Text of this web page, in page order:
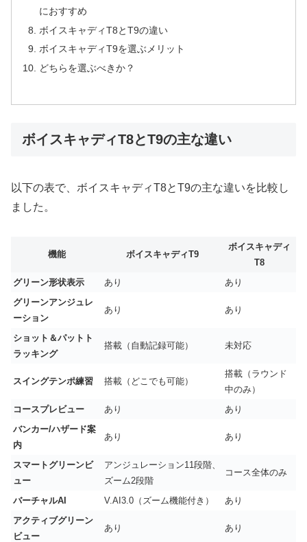
におすすめ
ボイスキャディT8とT9の違い
ボイスキャディT9を選ぶメリット
どちらを選ぶべきか？
ボイスキャディT8とT9の主な違い
以下の表で、ボイスキャディT8とT9の主な違いを比較し
ました。
機能 ボイスキャディT9
ボイスキャディ
T8
グリーン形状表示
あり
あり
グリーンアンジュレ
ーション
あり あり
ショット＆パットト
ラッキング
搭載（自動記録可能） 未対応
スイングテンポ練習 搭載（どこでも可能）
搭載（ラウンド
中のみ）
コースプレビュー
あり
あり
バンカー/ハザード案
内
あり あり
スマートグリーンビ
ュー
アンジュレーション11段階、
ズーム2段階
コース全体のみ
バーチャルAI V.AI3.0（ズーム機能付き）
あり
アクティブグリーン
ビュー
あり あり